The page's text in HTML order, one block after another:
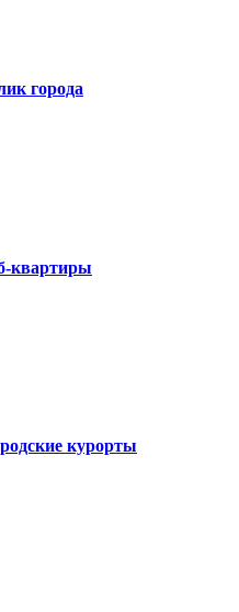
города
квартиры
курорты